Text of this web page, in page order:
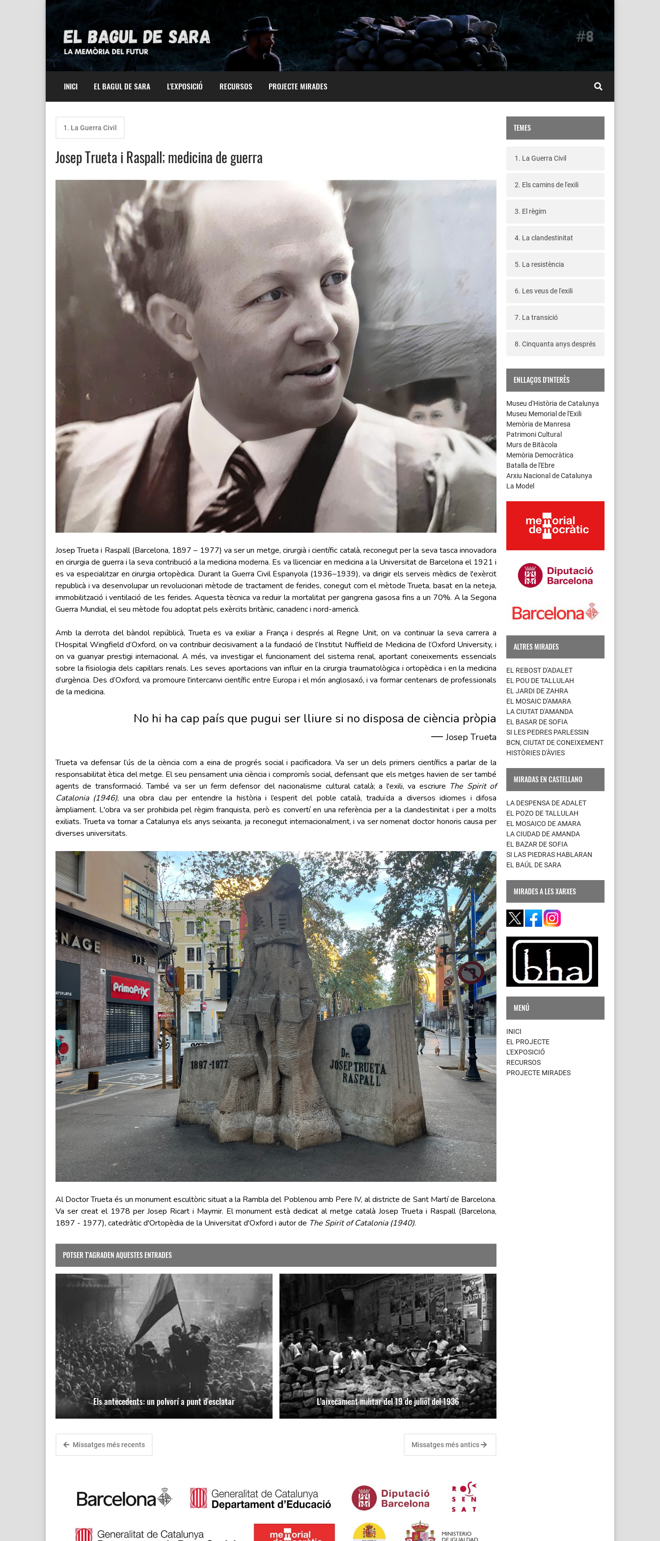
INICI EL BAGUL DE SARA L'EXPOSICIÓ RECURSOS PROJECTE MIRADES
1. La Guerra Civil
Josep Trueta i Raspall; medicina de guerra
Josep Trueta i Raspall (Barcelona, 1897 – 1977) va ser un metge, cirurgià i científic català, reconegut per la seva tasca innovadora
en cirurgia de guerra i la seva contribució a la medicina moderna. Es va llicenciar en medicina a la Universitat de Barcelona el 1921 i
es va especialitzar en cirurgia ortopèdica. Durant la Guerra Civil Espanyola (1936–1939), va dirigir els serveis mèdics de l'exèrcit
republicà i va desenvolupar un revolucionari mètode de tractament de ferides, conegut com el mètode Trueta, basat en la neteja,
immobilització i ventilació de les ferides. Aquesta tècnica va reduir la mortalitat per gangrena gasosa fins a un 70%. A la Segona
Guerra Mundial, el seu mètode fou adoptat pels exèrcits britànic, canadenc i nord-americà.
Amb la derrota del bàndol repúblicà, Trueta es va exiliar a França i després al Regne Unit, on va continuar la seva carrera a
l’Hospital Wingfield d’Oxford, on va contribuir decisivament a la fundació de l’Institut Nuffield de Medicina de l’Oxford University, i
on va guanyar prestigi internacional. A més, va investigar el funcionament del sistema renal, aportant coneixements essencials
sobre la fisiologia dels capil·lars renals. Les seves aportacions van influir en la cirurgia traumatològica i ortopèdica i en la medicina
d’urgència. Des d’Oxford, va promoure l'intercanvi científic entre Europa i el món anglosaxó, i va formar centenars de professionals
de la medicina.
No hi ha cap país que pugui ser lliure si no disposa de ciència pròpia
—Josep Trueta
Trueta va defensar l’ús de la ciència com a eina de progrés social i pacificadora. Va ser un dels primers científics a parlar de la
responsabilitat ètica del metge. El seu pensament unia ciència i compromís social, defensant que els metges havien de ser també
agents de transformació. També va ser un ferm defensor del nacionalisme cultural català; a l'exili, va escriure The Spirit of
Catalonia (1946), una obra clau per entendre la història i l’esperit del poble català, traduïda a diversos idiomes i difosa
àmpliament. L'obra va ser prohibida pel règim franquista, però es convertí en una referència per a la clandestinitat i per a molts
exiliats. Trueta va tornar a Catalunya els anys seixanta, ja reconegut internacionalment, i va ser nomenat doctor honoris causa per
diverses universitats.
Al Doctor Trueta és un monument escultòric situat a la Rambla del Poblenou amb Pere IV, al districte de Sant Martí de Barcelona.
Va ser creat el 1978 per Josep Ricart i Maymir. El monument està dedicat al metge català Josep Trueta i Raspall (Barcelona,
1897 - 1977), catedràtic d'Ortopèdia de la Universitat d'Oxford i autor de The Spirit of Catalonia (1940).
POTSER T'AGRADEN AQUESTES ENTRADES
Els antecedents: un polvorí a punt d'esclatar L'aixecament militar del 19 de juliol del 1936
Missatges més recents Missatges més antics
TEMES
1. La Guerra Civil
2. Els camins de l'exili
3. El règim
4. La clandestinitat
5. La resistència
6. Les veus de l'exili
7. La transició
8. Cinquanta anys després
ENLLAÇOS D'INTERÈS
Museu d'Història de Catalunya
Museu Memorial de l'Exili
Memòria de Manresa
Patrimoni Cultural
Murs de Bitàcola
Memòria Democràtica
Batalla de l'Ebre
Arxiu Nacional de Catalunya
La Model
ALTRES MIRADES
EL REBOST D'ADALET
EL POU DE TALLULAH
EL JARDI DE ZAHRA
EL MOSAIC D'AMARA
LA CIUTAT D'AMANDA
EL BASAR DE SOFIA
SI LES PEDRES PARLESSIN
BCN, CIUTAT DE CONEIXEMENT
HISTÒRIES D'ÀVIES
MIRADAS EN CASTELLANO
LA DESPENSA DE ADALET
EL POZO DE TALLULAH
EL MOSAICO DE AMARA
LA CIUDAD DE AMANDA
EL BAZAR DE SOFIA
SI LAS PIEDRAS HABLARAN
EL BAÚL DE SARA
MIRADES A LES XARXES
MENÚ
INICI
EL PROJECTE
L'EXPOSICIÓ
RECURSOS
PROJECTE MIRADES